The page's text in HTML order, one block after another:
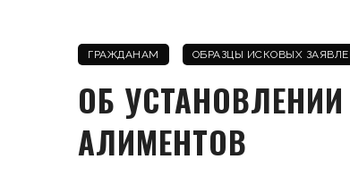
ГРАЖДАНАМ ОБРАЗЦЫ ИСКОВЫХ
ОБ
АЛИМЕНТОВ